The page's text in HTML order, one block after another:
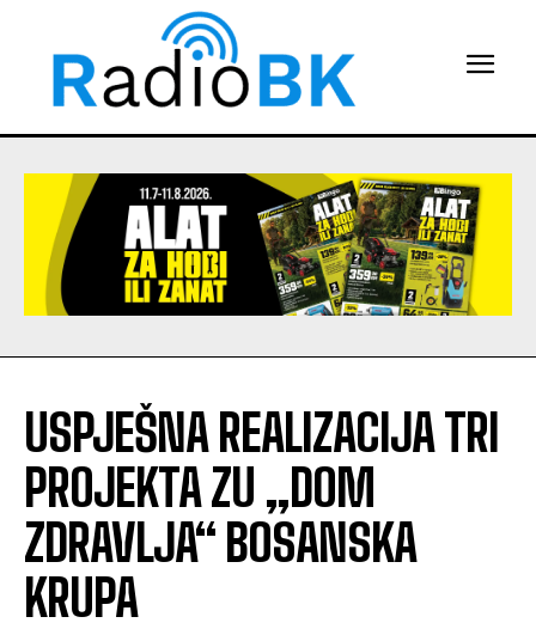
USPJEŠNA REALIZACIJA TRI
PROJEKTA ZU „DOM
ZDRAVLJA“ BOSANSKA
KRUPA